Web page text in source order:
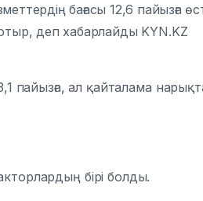
бағасы 12,6 пайызға
деп хабарлайды KYN.KZ
пайызға, ал қайталама
бірі болды.